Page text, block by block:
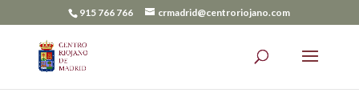
915 766 766 crmadrid@centroriojano.com